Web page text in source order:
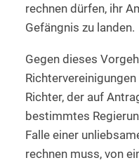
rechnen dürfen, ihr
Gefängnis zu landen.
Gegen dieses
Richtervereinigungen
Richter, der auf
bestimmtes
Falle einer
rechnen muss, von